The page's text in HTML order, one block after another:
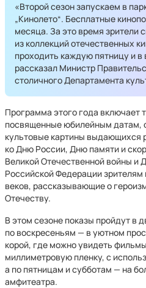
«Второй сезон запускаем в
„Кинолето“. Бесплатные
месяца. За это время зрители
из коллекций отечественных
проходить каждую пятницу и
рассказал Министр
столичного Департамента
Программа этого года включает
посвященные юбилейным датам,
культовые картины выдающихся
ко Дню России, Дню памяти и
Великой Отечественной войны и
Российской Федерации
веков, рассказывающие о
Отечеству.
В этом сезоне показы пройдут в
по воскресеньям — в уютном
корой, где можно увидеть
миллиметровую пленку, с
а по пятницам и субботам — на
амфитеатра.